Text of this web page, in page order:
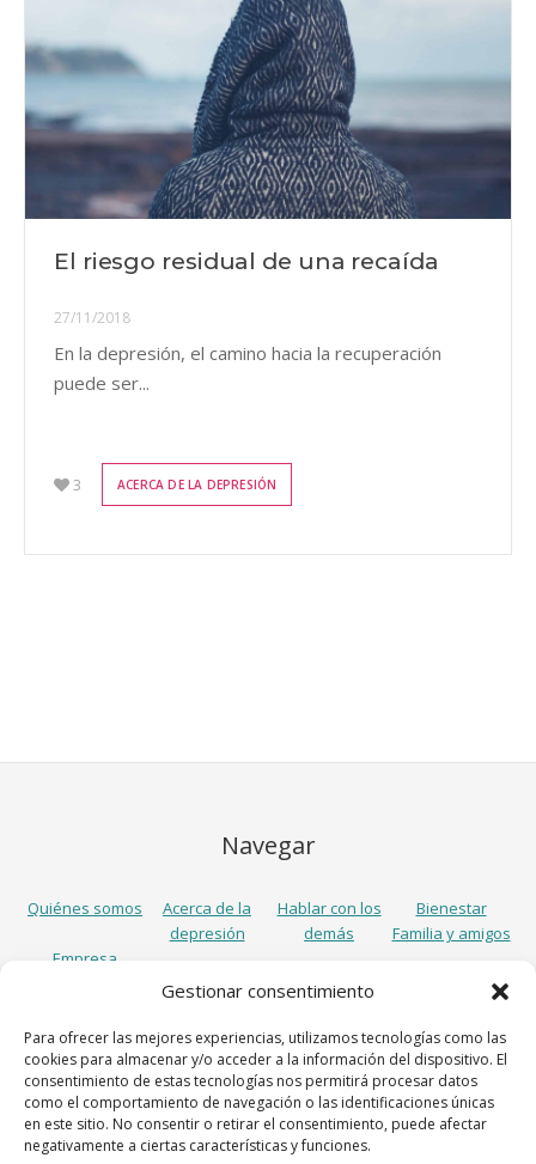
Gestionar consentimiento
Para ofrecer las mejores experiencias, utilizamos tecnologías como las
cookies para almacenar y/o acceder a la información del dispositivo. El
consentimiento de estas tecnologías nos permitirá procesar datos
como el comportamiento de navegación o las identificaciones únicas
en este sitio. No consentir o retirar el consentimiento, puede afectar
negativamente a ciertas características y funciones.
El riesgo residual de una recaída
27/11/2018
En la depresión, el camino hacia la recuperación
puede ser...
3 ACERCA DE LA DEPRESIÓN
Navegar
Quiénes somos
Acerca de la
depresión
Hablar con los
demás
Bienestar
Familia y amigos
Empresa
Síguenos